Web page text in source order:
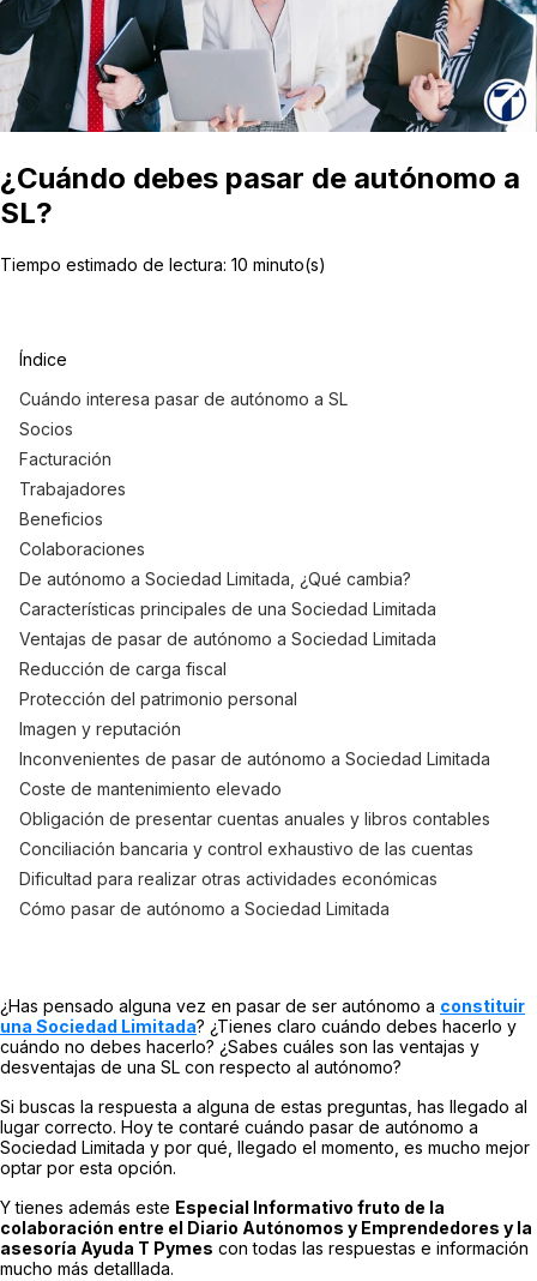
¿Cuándo debes pasar de autónomo a
SL?
Tiempo estimado de lectura: 10 minuto(s)
Índice
Cuándo interesa pasar de autónomo a SL
Socios
Facturación
Trabajadores
Beneficios
Colaboraciones
De autónomo a Sociedad Limitada, ¿Qué cambia?
Características principales de una Sociedad Limitada
Ventajas de pasar de autónomo a Sociedad Limitada
Reducción de carga fiscal
Protección del patrimonio personal
Imagen y reputación
Inconvenientes de pasar de autónomo a Sociedad Limitada
Coste de mantenimiento elevado
Obligación de presentar cuentas anuales y libros contables
Conciliación bancaria y control exhaustivo de las cuentas
Dificultad para realizar otras actividades económicas
Cómo pasar de autónomo a Sociedad Limitada
¿Has pensado alguna vez en pasar de ser autónomo a constituir
una Sociedad Limitada? ¿Tienes claro cuándo debes hacerlo y
cuándo no debes hacerlo? ¿Sabes cuáles son las ventajas y
desventajas de una SL con respecto al autónomo?
Si buscas la respuesta a alguna de estas preguntas, has llegado al
lugar correcto. Hoy te contaré cuándo pasar de autónomo a
Sociedad Limitada y por qué, llegado el momento, es mucho mejor
optar por esta opción.
Y tienes además este Especial Informativo fruto de la
colaboración entre el Diario Autónomos y Emprendedores y la
asesoría Ayuda T Pymes con todas las respuestas e información
mucho más detalllada.